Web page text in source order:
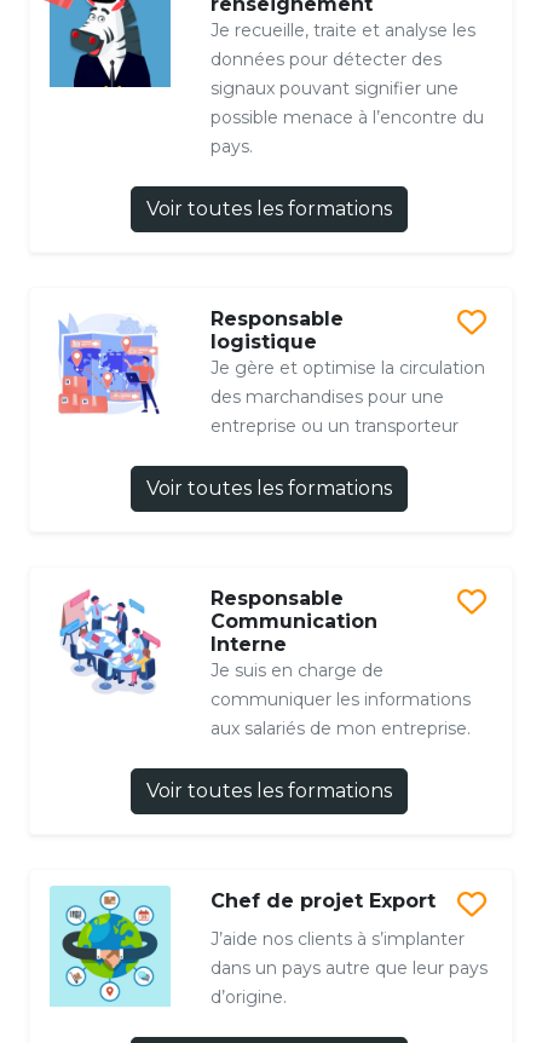
Je recueille, traite et analyse les
données pour détecter des
signaux pouvant signifier une
possible menace à l’encontre du
pays.
Voir toutes les formations
Responsable
logistique
Je gère et optimise la circulation
des marchandises pour une
entreprise ou un transporteur
Voir toutes les formations
Responsable
Communication
Interne
Je suis en charge de
communiquer les informations
aux salariés de mon entreprise.
Voir toutes les formations
Chef de projet Export
J’aide nos clients à s’implanter
dans un pays autre que leur pays
d’origine.